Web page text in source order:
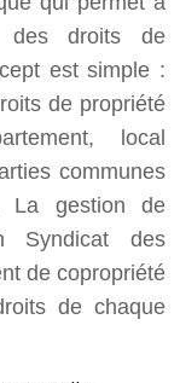
des droits de
est simple :
de propriété
local
communes
La gestion de
Syndicat des
de copropriété
de chaque